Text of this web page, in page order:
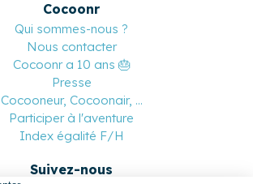
Cocoonr
Qui sommes-nous ?
Nous contacter
Cocoonr a 10 ans 🎂
Presse
Cocooneur, Cocoonair, ...
Participer à l'aventure
Index égalité F/H
Suivez-nous